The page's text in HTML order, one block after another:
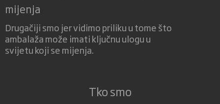
mijenja
Drugačiji smo jer vidimo priliku u tome što
ambalaža može imati ključnu ulogu u
svijetu koji se mijenja.
Tko smo